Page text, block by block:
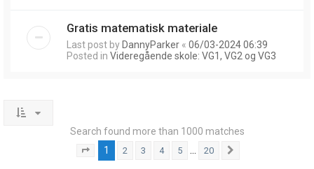
Gratis matematisk materiale
Last post by DannyParker « 06/03-2024 06:39
Posted in Videregående skole: VG1, VG2 og VG3
Search found more than 1000 matches
Page of 20
1 2 3 4 5 20